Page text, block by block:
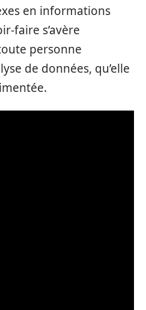
en informations
faire s’avère
personne
de données, qu’elle